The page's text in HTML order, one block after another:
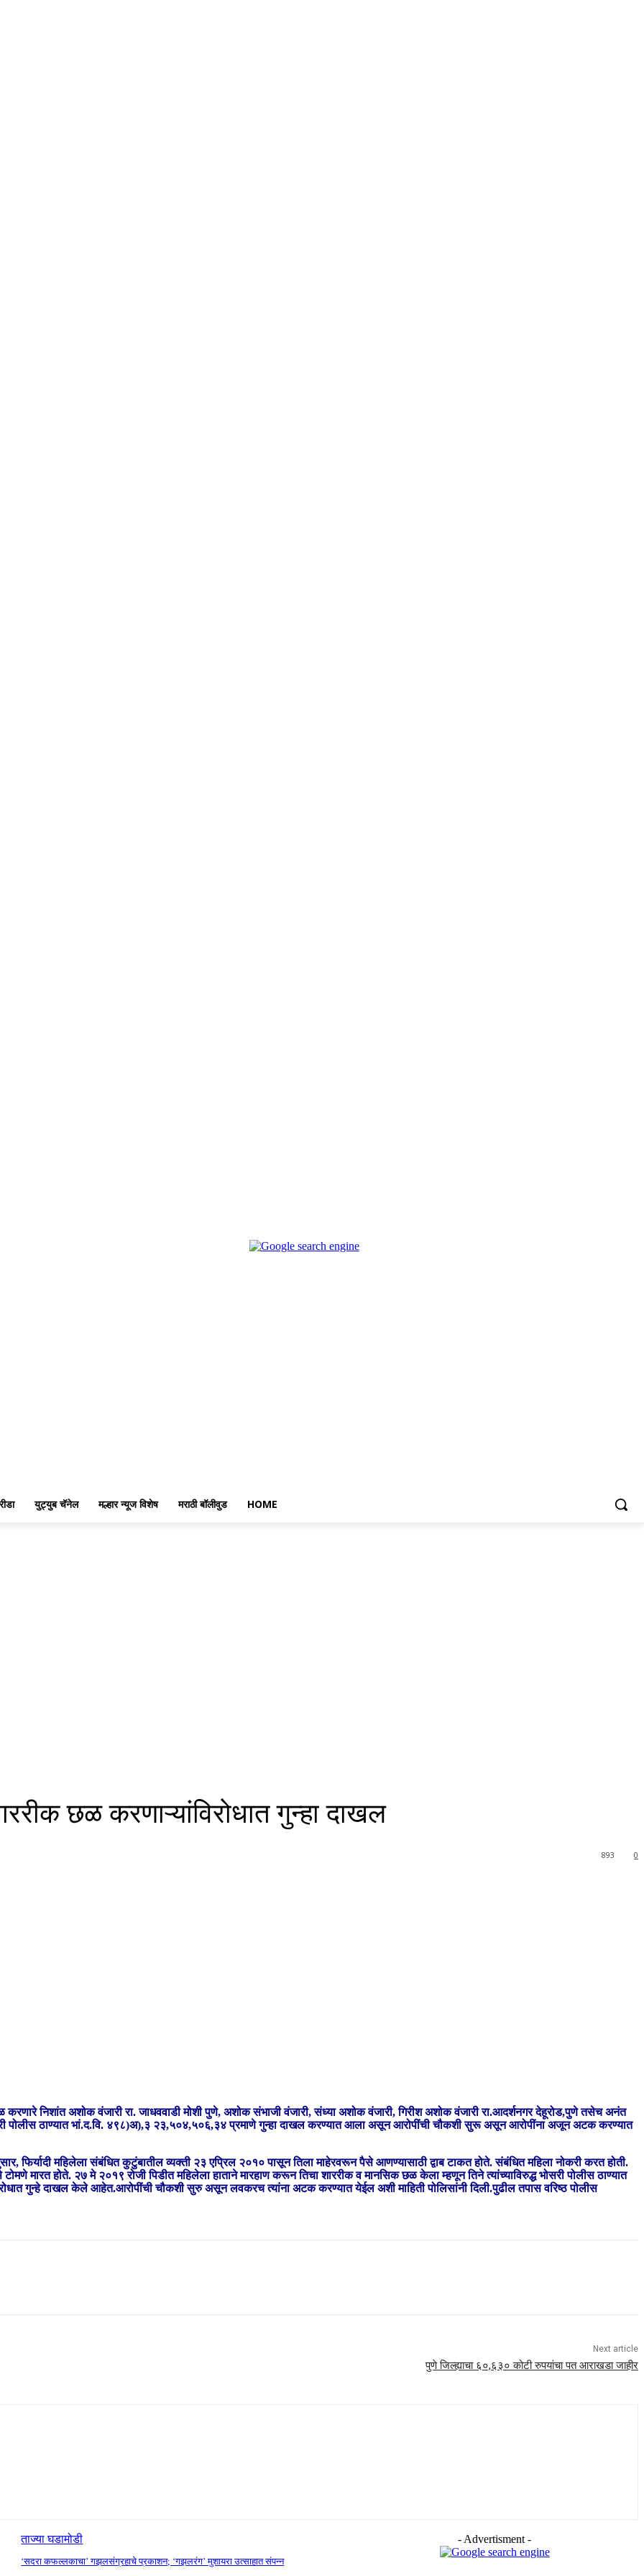
युट्युब चॅनेल मल्हार न्यूज विशेष मराठी बॉलीवुड HOME
छळ करणाऱ्यांविरोधात गुन्हा दाखल
0
893
निशांत अशोक वंजारी रा. जाधववाडी मोशी पुणे, अशोक संभाजी वंजारी, संध्या अशोक वंजारी, गिरीश अशोक वंजारी रा.आदर्शनगर देहूरोड,पुणे तसेच अनंत
पोलीस ठाण्यात भां.द.वि. ४९८)अ),३ २३,५०४,५०६,३४ प्रमाणे गुन्हा दाखल करण्यात आला असून आरोपींची चौकशी सुरू असून आरोपींना अजून अटक करण्यात
फिर्यादी महिलेला संबंधित कुटुंबातील व्यक्ती २३ एप्रिल २०१० पासून तिला माहेरवरून पैसे आणण्यासाठी द्वाब टाकत होते. संबंधित महिला नोकरी करत होती.
मारत होते. २७ मे २०१९ रोजी पिडीत महिलेला हाताने मारहाण करून तिचा शाररीक व मानसिक छळ केला म्हणून तिने त्यांच्याविरुद्ध भोसरी पोलीस ठाण्यात
गुन्हे दाखल केले आहेत.आरोपींची चौकशी सुरु असून लवकरच त्यांना अटक करण्यात येईल अशी माहिती पोलिसांनी दिली.पुढील तपास वरिष्ठ पोलीस
Next article
पुणे जिल्ह्याचा ६०,६३० कोटी रुपयांचा पत आराखडा जाहीर
ताज्या घडामोडी
‘सदरा कफल्लकाचा’ गझलसंग्रहाचे प्रकाशन; ‘गझलरंग’ मुशायरा उत्साहात संपन्न
- Advertisment -